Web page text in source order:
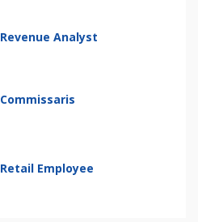
Revenue Analyst
Commissaris
Retail Employee